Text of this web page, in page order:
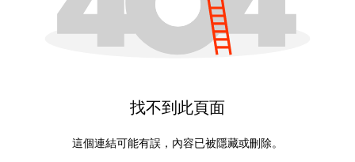
找不到此頁面
這個連結可能有誤，內容已被隱藏或刪除。